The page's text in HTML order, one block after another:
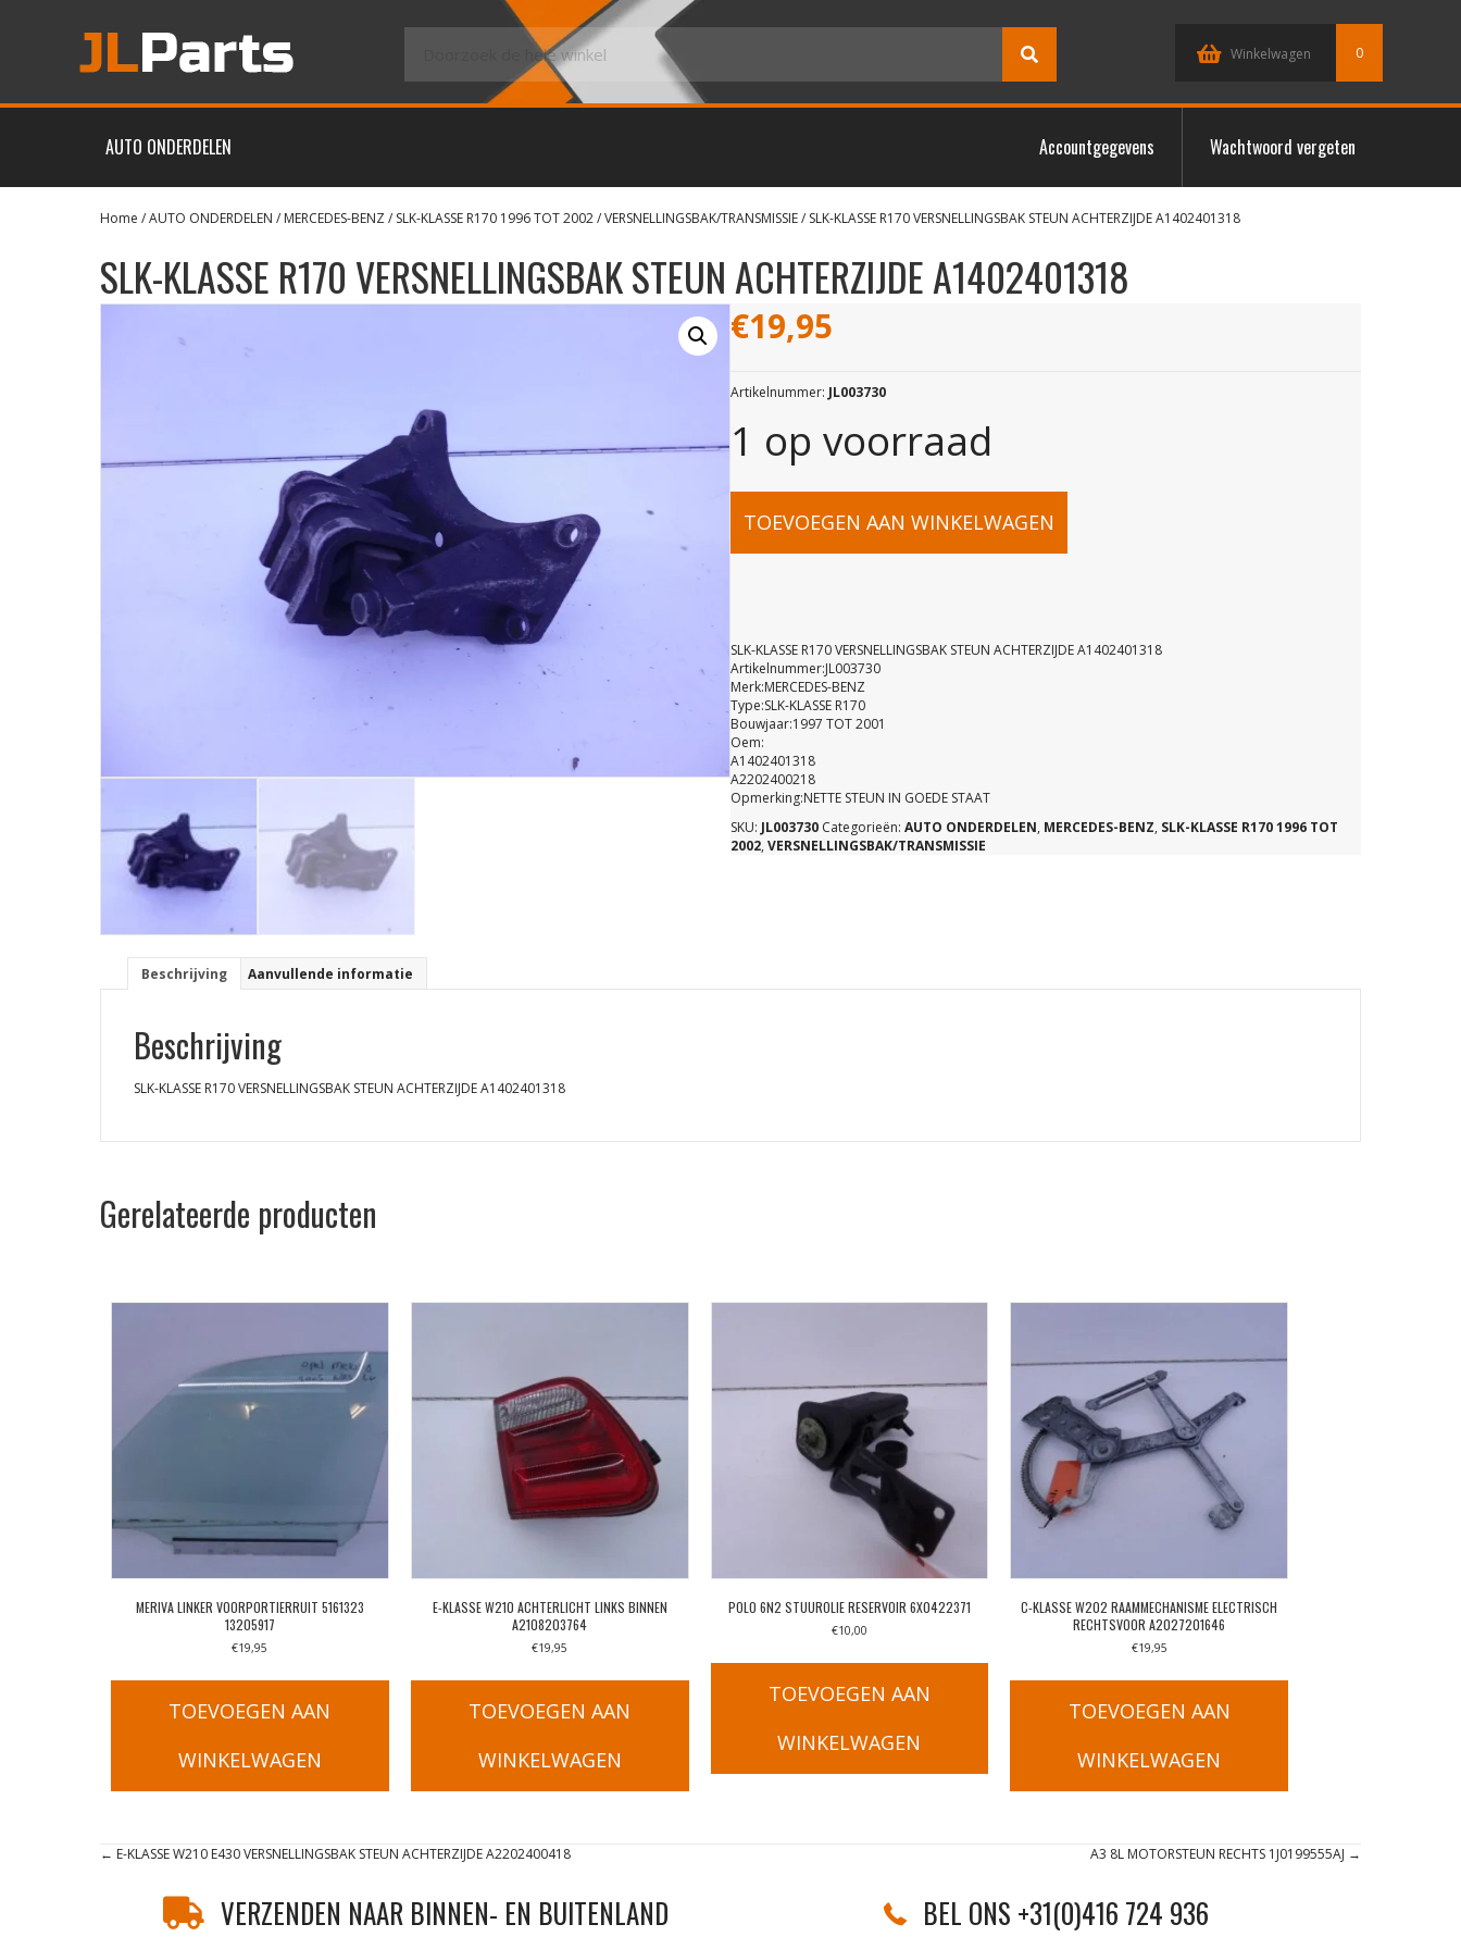
Winkelwagen 0
AUTO ONDERDELEN Accountgegevens Wachtwoord vergeten
Home /AUTO ONDERDELEN / MERCEDES-BENZ/ SLK-KLASSE R170 1996 TOT 2002/VERSNELLINGSBAK/TRANSMISSIE/ SLK-KLASSE R170 VERSNELLINGSBAK STEUN ACHTERZIJDE A1402401318
SLK-KLASSE R170 VERSNELLINGSBAK STEUN ACHTERZIJDE A1402401318
€19,95
Artikelnummer: JL003730
1 op voorraad
SLK-
R170
VERSNELLINGSBAK
STEUN
ACHTERZIJDE
TOEVOEGEN AAN WINKELWAGEN
SLK-KLASSE R170 VERSNELLINGSBAK STEUN ACHTERZIJDE A1402401318
Artikelnummer:JL003730
Merk:MERCEDES-BENZ
Type:SLK-KLASSE R170
Bouwjaar:1997 TOT 2001
Oem:
A1402401318
A2202400218
Opmerking:NETTE STEUN IN GOEDE STAAT
SKU: JL003730 Categorieën: AUTO ONDERDELEN, MERCEDES-BENZ, SLK-KLASSE R170 1996 TOT
2002, VERSNELLINGSBAK/TRANSMISSIE
Beschrijving Aanvullende informatie
Beschrijving
SLK-KLASSE R170 VERSNELLINGSBAK STEUN ACHTERZIJDE A1402401318
Gerelateerde producten
MERIVA LINKER VOORPORTIERRUIT 5161323
13205917
€19,95
TOEVOEGEN AAN
WINKELWAGEN
E-KLASSE W210 ACHTERLICHT LINKS BINNEN
A2108203764
€19,95
TOEVOEGEN AAN
WINKELWAGEN
POLO 6N2 STUUROLIE RESERVOIR 6X0422371
€10,00
TOEVOEGEN AAN
WINKELWAGEN
C-KLASSE W202 RAAMMECHANISME ELECTRISCH
RECHTSVOOR A2027201646
€19,95
TOEVOEGEN AAN
WINKELWAGEN
Posts
navigation
← E-KLASSE W210 E430 VERSNELLINGSBAK STEUN ACHTERZIJDE A2202400418 A3 8L MOTORSTEUN RECHTS 1J0199555AJ →
VERZENDEN NAAR BINNEN- EN BUITENLAND BEL ONS +31(0)416 724 936